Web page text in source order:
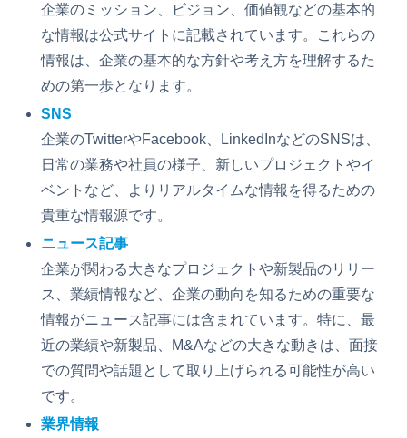
企業のミッション、ビジョン、価値観などの基本的
な情報は公式サイトに記載されています。これらの
情報は、企業の基本的な方針や考え方を理解するた
めの第一歩となります。
SNS
企業のTwitterやFacebook、LinkedInなどのSNSは、
日常の業務や社員の様子、新しいプロジェクトやイ
ベントなど、よりリアルタイムな情報を得るための
貴重な情報源です。
ニュース記事
企業が関わる大きなプロジェクトや新製品のリリー
ス、業績情報など、企業の動向を知るための重要な
情報がニュース記事には含まれています。特に、最
近の業績や新製品、M&Aなどの大きな動きは、面接
での質問や話題として取り上げられる可能性が高い
です。
業界情報